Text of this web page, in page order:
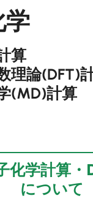
学
算
理論(DFT)
(MD)計算
化学計算・
について